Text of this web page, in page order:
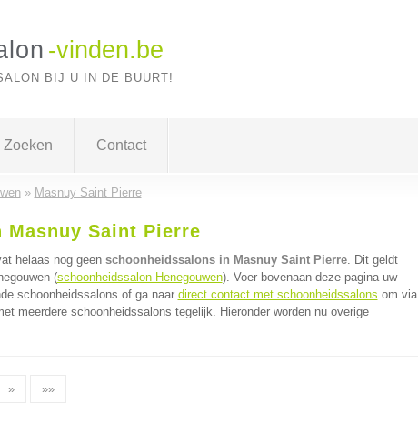
-vinden.be
BIJ U IN DE BUURT!
Zoeken Contact
» Masnuy Saint Pierre
Masnuy Saint Pierre
helaas nog geen schoonheidssalons in Masnuy Saint Pierre. Dit geldt
(schoonheidssalon Henegouwen). Voer bovenaan deze pagina uw
schoonheidssalons of ga naar direct contact met schoonheidssalons om via
meerdere schoonheidssalons tegelijk. Hieronder worden nu overige
» »»